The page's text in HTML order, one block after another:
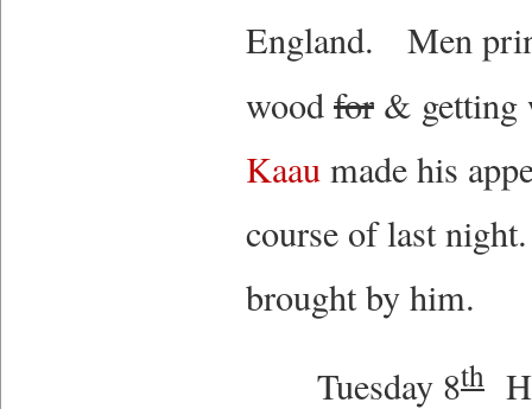
England. Men
woodfor & getting
Kaaumade his
course of last
brought by him.
Tuesday 8th